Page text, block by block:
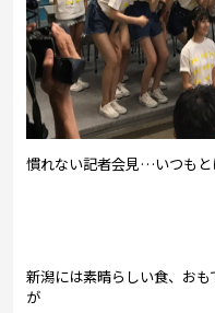
慣れない記者会見…いつも
新潟には素晴らしい食、お
が